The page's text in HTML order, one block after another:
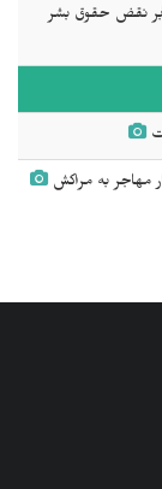
نقض حقوق بشر